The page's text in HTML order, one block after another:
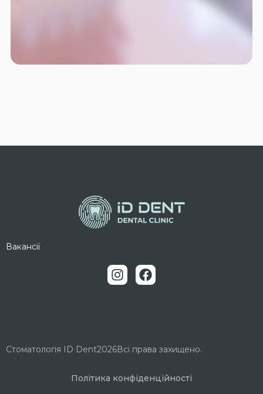
Вакансії
Стоматологія ID Dent2026Всі права захищено.
Політика конфіденційності